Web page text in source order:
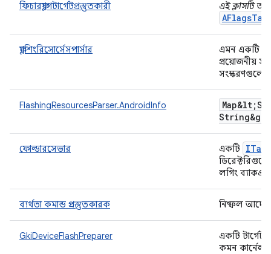
ফিচারফ্ল্যাগটার্গেটপ্রস্তুতকারী এই ক্লাসটি
ফ্ল্যাশিংরিসোর্সেসপার্সার
এমন একটি
প্রয়োজনীয়
সংস্করণগুলো
FlashingResourcesParser.AndroidInfo
ফোল্ডারসেভার একটি
লগিং
ব্যর্থতা কমান্ড প্রস্তুতকারক নিষ্ফল আদেশ
GkiDeviceFlashPreparer
একটি টার্গেট
কমন কার্নেল